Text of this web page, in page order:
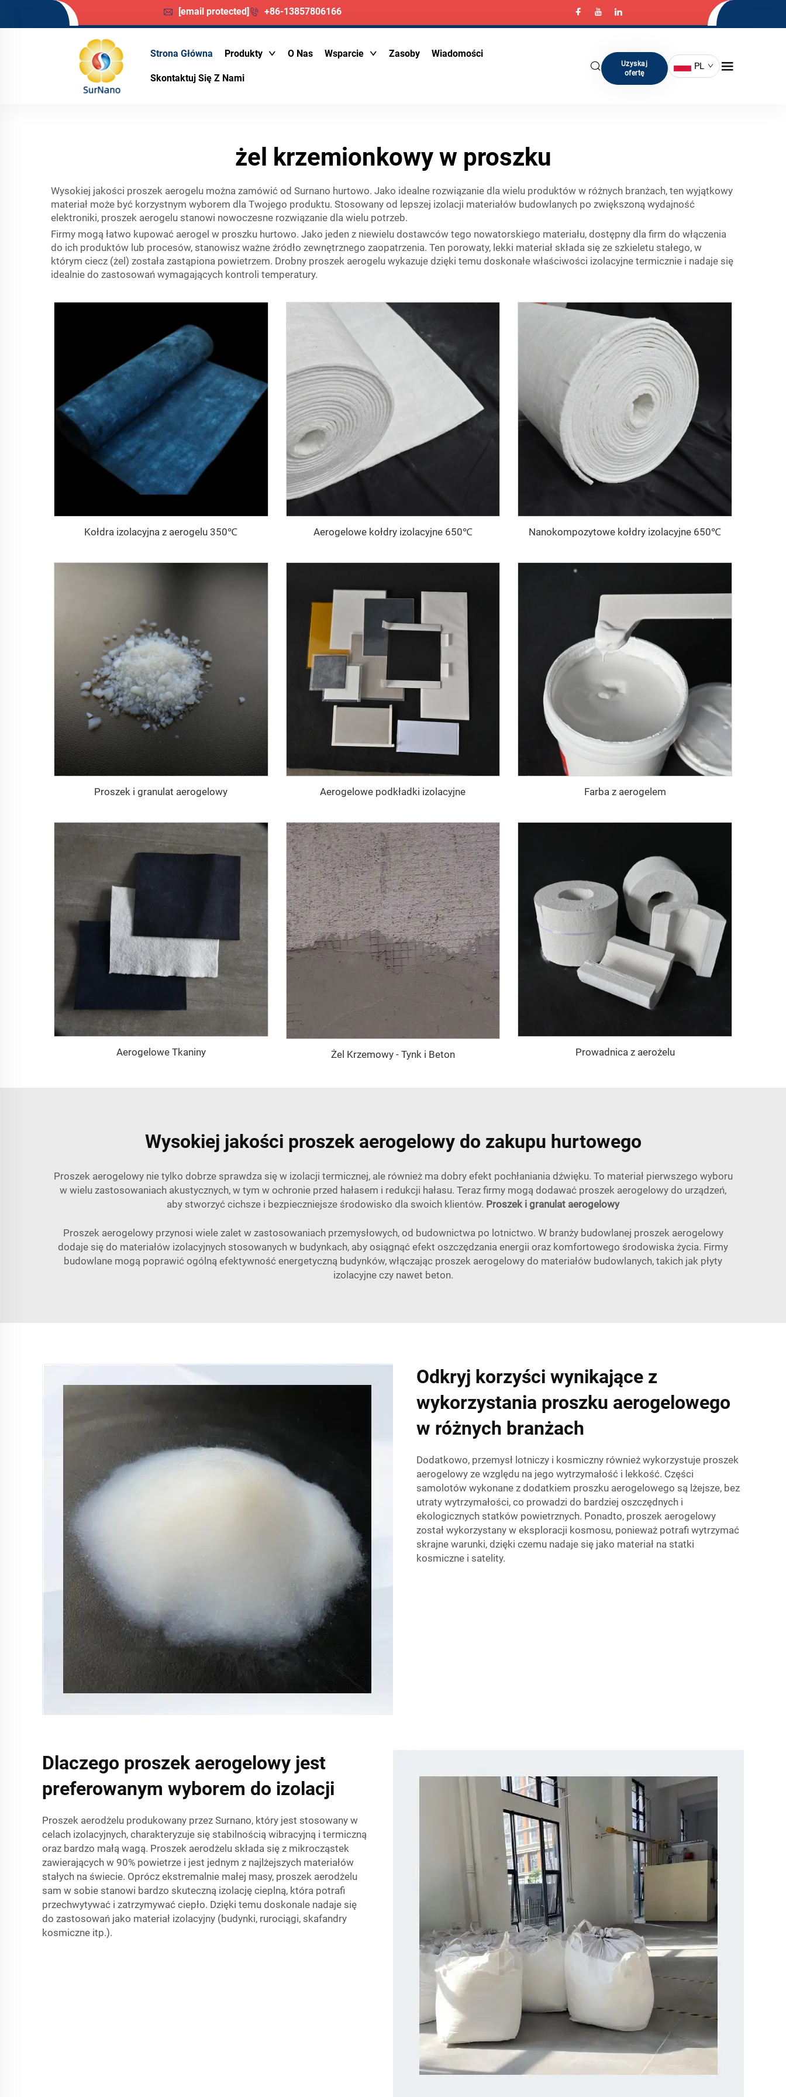
[email protected] +86-13857806166
Strona Główna Produkty O Nas Wsparcie Zasoby Wiadomości
Skontaktuj Się Z Nami
Uzyskaj
ofertę
PL
żel krzemionkowy w proszku
Wysokiej jakości proszek aerogelu można zamówić od Surnano hurtowo. Jako idealne rozwiązanie dla wielu produktów w różnych branżach, ten wyjątkowy
materiał może być korzystnym wyborem dla Twojego produktu. Stosowany od lepszej izolacji materiałów budowlanych po zwiększoną wydajność
elektroniki, proszek aerogelu stanowi nowoczesne rozwiązanie dla wielu potrzeb.
Firmy mogą łatwo kupować aerogel w proszku hurtowo. Jako jeden z niewielu dostawców tego nowatorskiego materiału, dostępny dla firm do włączenia
do ich produktów lub procesów, stanowisz ważne źródło zewnętrznego zaopatrzenia. Ten porowaty, lekki materiał składa się ze szkieletu stałego, w
którym ciecz (żel) została zastąpiona powietrzem. Drobny proszek aerogelu wykazuje dzięki temu doskonałe właściwości izolacyjne termicznie i nadaje się
idealnie do zastosowań wymagających kontroli temperatury.
Kołdra izolacyjna z aerogelu 350℃ Aerogelowe kołdry izolacyjne 650℃ Nanokompozytowe kołdry izolacyjne 650℃
Proszek i granulat aerogelowy Aerogelowe podkładki izolacyjne Farba z aerogelem
Aerogelowe Tkaniny Żel Krzemowy - Tynk i Beton Prowadnica z aerożelu
Wysokiej jakości proszek aerogelowy do zakupu hurtowego
Proszek aerogelowy nie tylko dobrze sprawdza się w izolacji termicznej, ale również ma dobry efekt pochłaniania dźwięku. To materiał pierwszego wyboru
w wielu zastosowaniach akustycznych, w tym w ochronie przed hałasem i redukcji hałasu. Teraz firmy mogą dodawać proszek aerogelowy do urządzeń,
aby stworzyć cichsze i bezpieczniejsze środowisko dla swoich klientów. Proszek i granulat aerogelowy
Proszek aerogelowy przynosi wiele zalet w zastosowaniach przemysłowych, od budownictwa po lotnictwo. W branży budowlanej proszek aerogelowy
dodaje się do materiałów izolacyjnych stosowanych w budynkach, aby osiągnąć efekt oszczędzania energii oraz komfortowego środowiska życia. Firmy
budowlane mogą poprawić ogólną efektywność energetyczną budynków, włączając proszek aerogelowy do materiałów budowlanych, takich jak płyty
izolacyjne czy nawet beton.
Odkryj korzyści wynikające z
wykorzystania proszku aerogelowego
w różnych branżach
Dodatkowo, przemysł lotniczy i kosmiczny również wykorzystuje proszek
aerogelowy ze względu na jego wytrzymałość i lekkość. Części
samolotów wykonane z dodatkiem proszku aerogelowego są lżejsze, bez
utraty wytrzymałości, co prowadzi do bardziej oszczędnych i
ekologicznych statków powietrznych. Ponadto, proszek aerogelowy
został wykorzystany w eksploracji kosmosu, ponieważ potrafi wytrzymać
skrajne warunki, dzięki czemu nadaje się jako materiał na statki
kosmiczne i satelity.
Dlaczego proszek aerogelowy jest
preferowanym wyborem do izolacji
Proszek aerodżelu produkowany przez Surnano, który jest stosowany w
celach izolacyjnych, charakteryzuje się stabilnością wibracyjną i termiczną
oraz bardzo małą wagą. Proszek aerodżelu składa się z mikrocząstek
zawierających w 90% powietrze i jest jednym z najlżejszych materiałów
stałych na świecie. Oprócz ekstremalnie małej masy, proszek aerodżelu
sam w sobie stanowi bardzo skuteczną izolację cieplną, która potrafi
przechwytywać i zatrzymywać ciepło. Dzięki temu doskonale nadaje się
do zastosowań jako materiał izolacyjny (budynki, rurociągi, skafandry
kosmiczne itp.).